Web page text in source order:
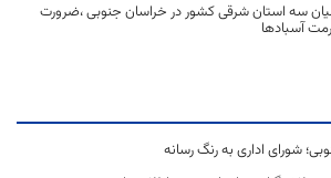
سه استان شرقی کشور در خراسان جنوبی ،ضرورت
آسبادها
شورای اداری به رنگ رسانه